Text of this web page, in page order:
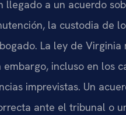
llegado a un acuerdo
la custodia de
La ley de
incluso en los
imprevistas. Un
ante el tribunal o